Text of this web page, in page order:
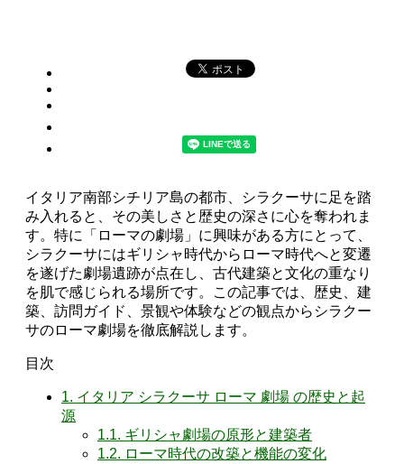
イタリア南部シチリア島の都市、シラクーサに足を踏
み入れると、その美しさと歴史の深さに心を奪われま
す。特に「ローマの劇場」に興味がある方にとって、
シラクーサにはギリシャ時代からローマ時代へと変遷
を遂げた劇場遺跡が点在し、古代建築と文化の重なり
を肌で感じられる場所です。この記事では、歴史、建
築、訪問ガイド、景観や体験などの観点からシラクー
サのローマ劇場を徹底解説します。
目次
1. イタリア シラクーサ ローマ 劇場 の歴史と起
源
1.1. ギリシャ劇場の原形と建築者
1.2. ローマ時代の改築と機能の変化